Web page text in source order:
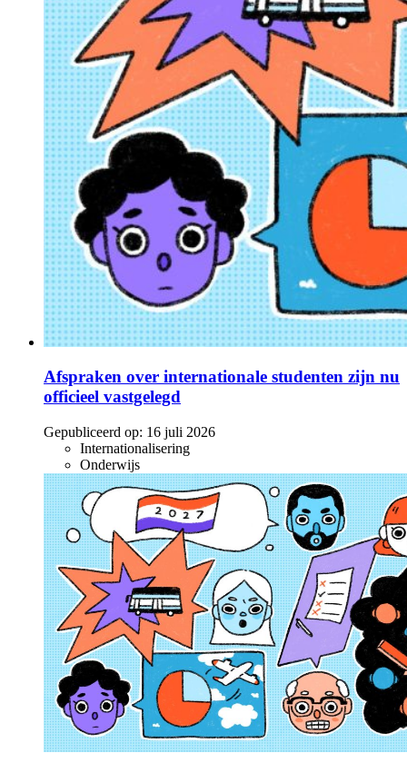
Afspraken over internationale studenten zijn nu
officieel vastgelegd
Gepubliceerd op: 16 juli 2026
Internationalisering
Onderwijs